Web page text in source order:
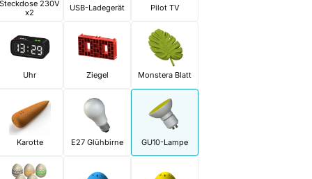
Steckdose 230V
x2
USB-Ladegerät Pilot TV
Uhr Ziegel Monstera Blatt
Karotte E27 Glühbirne GU10-Lampe